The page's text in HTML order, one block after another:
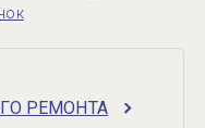
РЕМОНТА